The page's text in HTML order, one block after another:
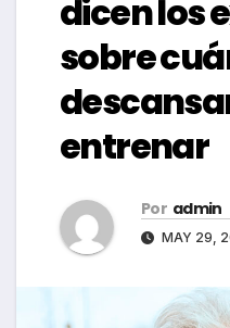
dicen los
sobre
entrenar
Por admin
MAY 29,